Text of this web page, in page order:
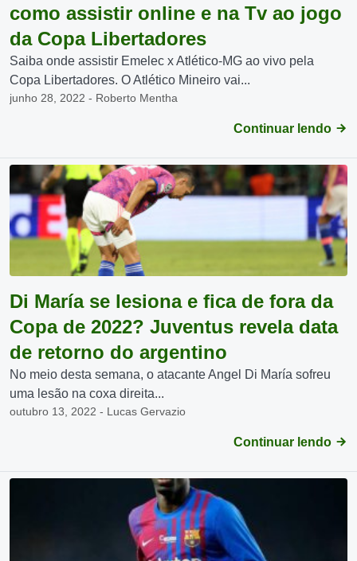
como assistir online e na Tv ao jogo
da Copa Libertadores
Saiba onde assistir Emelec x Atlético-MG ao vivo pela
Copa Libertadores. O Atlético Mineiro vai...
junho 28, 2022 - Roberto Mentha
Continuar lendo
Di María se lesiona e fica de fora da
Copa de 2022? Juventus revela data
de retorno do argentino
No meio desta semana, o atacante Angel Di María sofreu
uma lesão na coxa direita...
outubro 13, 2022 - Lucas Gervazio
Continuar lendo